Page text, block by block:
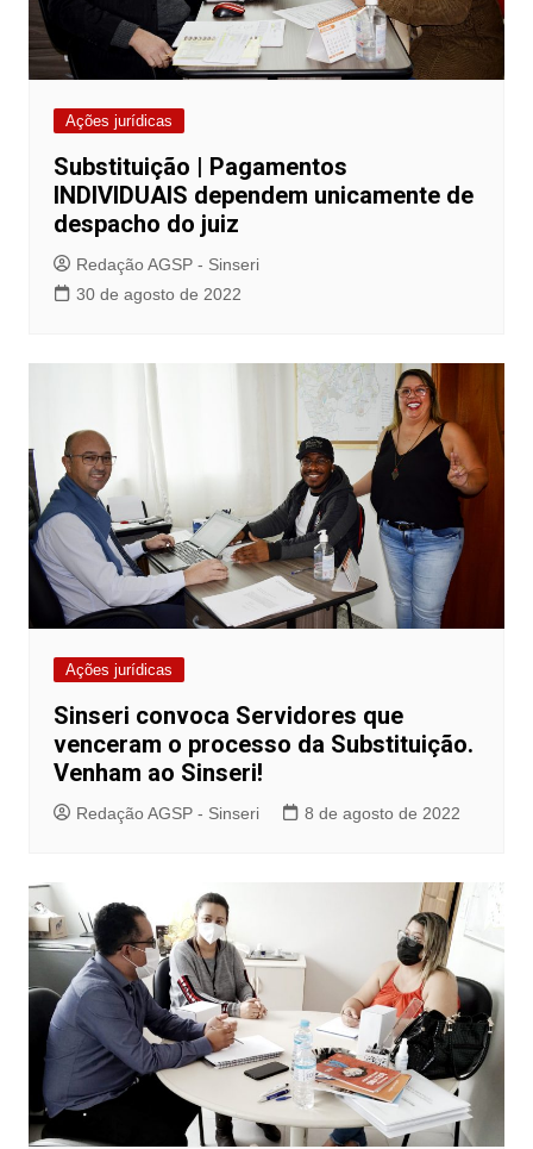
Ações jurídicas
Substituição | Pagamentos
INDIVIDUAIS dependem unicamente de
despacho do juiz
Redação AGSP - Sinseri
30 de agosto de 2022
Ações jurídicas
Sinseri convoca Servidores que
venceram o processo da Substituição.
Venham ao Sinseri!
Redação AGSP - Sinseri 8 de agosto de 2022